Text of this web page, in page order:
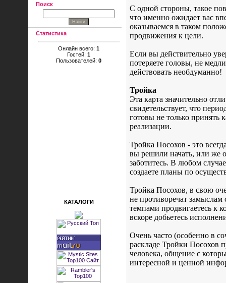
Поиск
Статистика
Онлайн всего: 1
Гостей: 1
Пользователей: 0
КАТАЛОГИ
С одной стороны, такое
что именно ожидает вас
оказываемся в таком
продвижения к цели.
Если вы действительно
потеряете головы, не
действовать необдуманно!
Тройка
Эта карта значительно
свидетельствует, что
готовы не только принять
реализации.
Тройка Посохов - это
вы решили начать, или же
заботитесь. В любом
создаете планы по
Тройка Посохов, в свою
не противоречат
темпами продвигаетесь к
вскоре добьетесь
Очень часто (особенно в
раскладе Тройки Посохов
человека, общение с
интересной и ценной